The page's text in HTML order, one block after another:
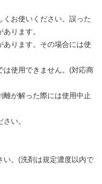
くお使いください。誤った
ります。
あります。その場合には使
は使用できません。(対応商
離が解った際には使用中止
い。
い。(洗剤は規定濃度以内で